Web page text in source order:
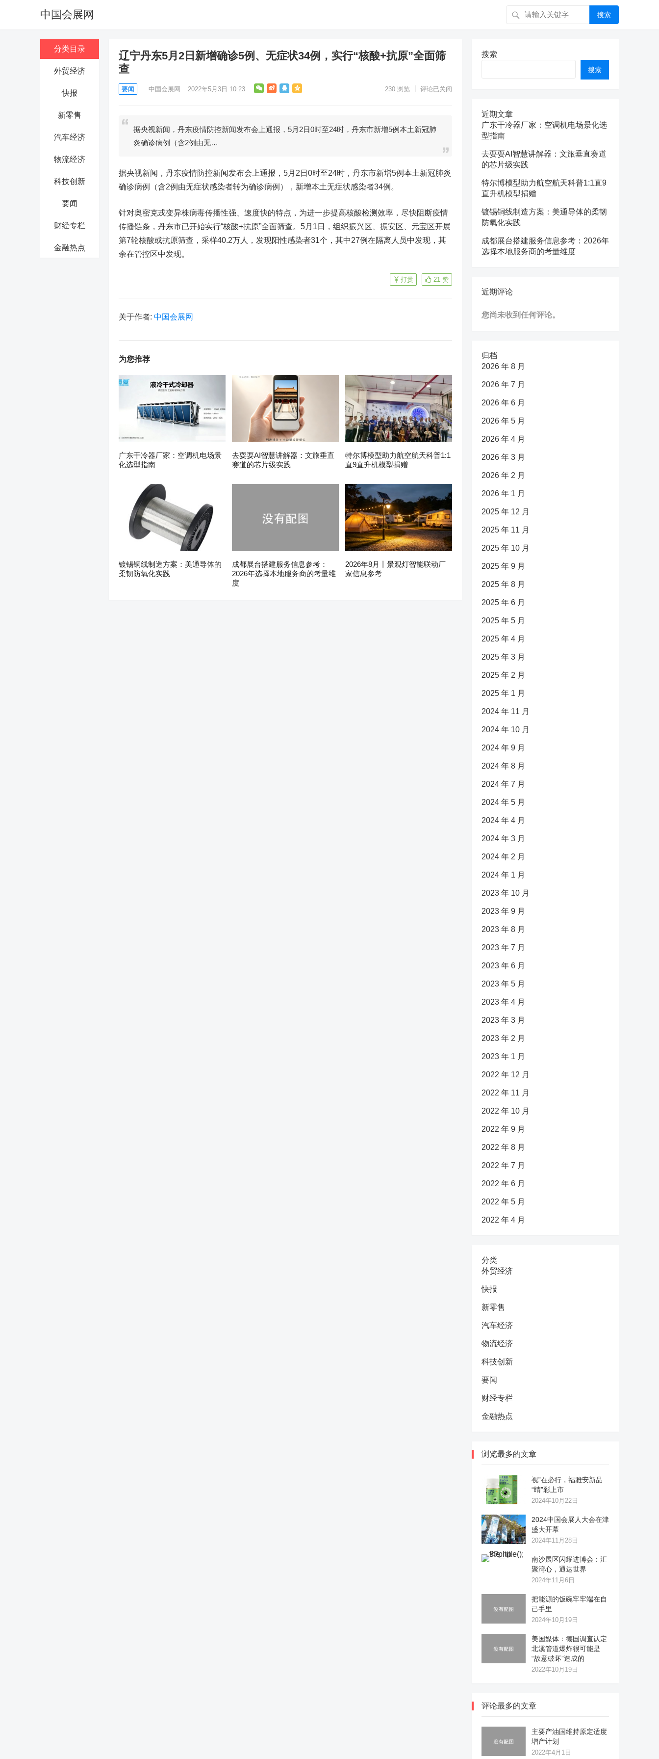
中国会展网 搜索
分类目录
外贸经济
快报
新零售
汽车经济
物流经济
科技创新
要闻
财经专栏
金融热点
辽宁丹东5月2日新增确诊5例、无症状34例，实行“核酸+抗原”全面筛
查
要闻 中国会展网 2022年5月3日 10:23 230 浏览 评论已关闭
据央视新闻，丹东疫情防控新闻发布会上通报，5月2日0时至24时，丹东市新增5例本土新冠肺
炎确诊病例（含2例由无…
据央视新闻，丹东疫情防控新闻发布会上通报，5月2日0时至24时，丹东市新增5例本土新冠肺炎
确诊病例（含2例由无症状感染者转为确诊病例），新增本土无症状感染者34例。
针对奥密克戎变异株病毒传播性强、速度快的特点，为进一步提高核酸检测效率，尽快阻断疫情
传播链条，丹东市已开始实行“核酸+抗原”全面筛查。5月1日，组织振兴区、振安区、元宝区开展
第7轮核酸或抗原筛查，采样40.2万人，发现阳性感染者31个，其中27例在隔离人员中发现，其
余在管控区中发现。
21 赞
打赏
关于作者: 中国会展网
为您推荐
广东干冷器厂家：空调机电场景
化选型指南
去耍耍AI智慧讲解器：文旅垂直
赛道的芯片级实践
特尔博模型助力航空航天科普1:1
直9直升机模型捐赠
镀锡铜线制造方案：美通导体的
柔韧防氧化实践
成都展台搭建服务信息参考：
2026年选择本地服务商的考量维
度
2026年8月丨景观灯智能联动厂
家信息参考
搜索
搜索
近期文章
广东干冷器厂家：空调机电场景化选
型指南
去耍耍AI智慧讲解器：文旅垂直赛道
的芯片级实践
特尔博模型助力航空航天科普1:1直9
直升机模型捐赠
镀锡铜线制造方案：美通导体的柔韧
防氧化实践
成都展台搭建服务信息参考：2026年
选择本地服务商的考量维度
近期评论
您尚未收到任何评论。
归档
2026 年 8 月
2026 年 7 月
2026 年 6 月
2026 年 5 月
2026 年 4 月
2026 年 3 月
2026 年 2 月
2026 年 1 月
2025 年 12 月
2025 年 11 月
2025 年 10 月
2025 年 9 月
2025 年 8 月
2025 年 6 月
2025 年 5 月
2025 年 4 月
2025 年 3 月
2025 年 2 月
2025 年 1 月
2024 年 11 月
2024 年 10 月
2024 年 9 月
2024 年 8 月
2024 年 7 月
2024 年 5 月
2024 年 4 月
2024 年 3 月
2024 年 2 月
2024 年 1 月
2023 年 10 月
2023 年 9 月
2023 年 8 月
2023 年 7 月
2023 年 6 月
2023 年 5 月
2023 年 4 月
2023 年 3 月
2023 年 2 月
2023 年 1 月
2022 年 12 月
2022 年 11 月
2022 年 10 月
2022 年 9 月
2022 年 8 月
2022 年 7 月
2022 年 6 月
2022 年 5 月
2022 年 4 月
分类
外贸经济
快报
新零售
汽车经济
物流经济
科技创新
要闻
财经专栏
金融热点
浏览最多的文章
视”在必行，福雅安新品
“睛”彩上市
2024年10月22日
2024中国会展人大会在津
盛大开幕
2024年11月28日
南沙展区闪耀进博会：汇
聚湾心，通达世界
2024年11月6日
把能源的饭碗牢牢端在自
己手里
2024年10月19日
美国媒体：德国调查认定
北溪管道爆炸很可能是
“故意破坏”造成的
2022年10月19日
评论最多的文章
主要产油国维持原定适度
增产计划
2022年4月1日